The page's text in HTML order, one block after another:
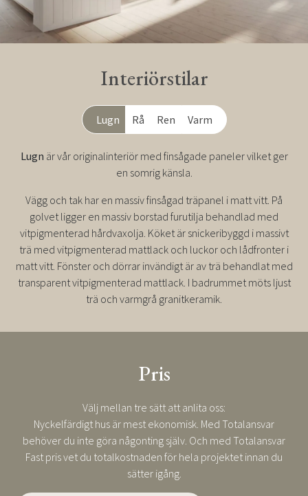
Interiörstilar
Lugn Rå Ren Varm
Lugn är vår originalinteriör med finsågade paneler vilket ger
en somrig känsla.
Vägg och tak har en massiv finsågad träpanel i matt vitt. På
golvet ligger en massiv borstad furutilja behandlad med
vitpigmenterad hårdvaxolja. Köket är snickeribyggd i massivt
trä med vitpigmenterad mattlack och luckor och lådfronter i
matt vitt. Fönster och dörrar invändigt är av trä behandlat med
transparent vitpigmenterad mattlack. I badrummet möts ljust
trä och varmgrå granitkeramik.
Pris
Välj mellan tre sätt att anlita oss:
Nyckelfärdigt hus är mest ekonomisk. Med Totalansvar
behöver du inte göra någonting själv. Och med Totalansvar
Fast pris vet du totalkostnaden för hela projektet innan du
sätter igång.